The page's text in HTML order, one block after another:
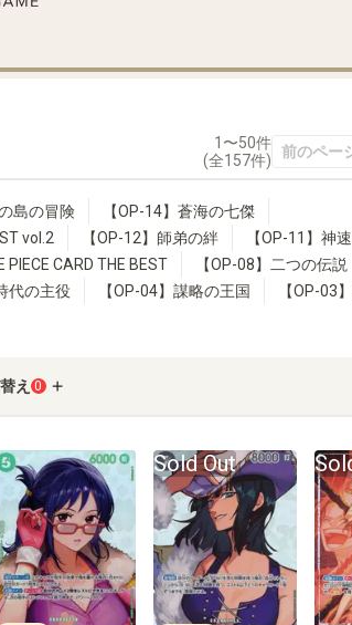
1〜50件
(全157件) 前のペー
島の冒険
【OP-14】蒼海の七傑
vol.2 【OP-12】師弟の絆
【OP-11】神
PIECE CARD THE BEST
【OP-08】二つの伝説
代の主役 【OP-04】謀略の王国
【OP-03
え 0
Sold Out